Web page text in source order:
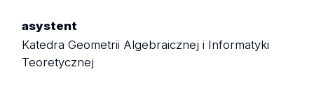
asystent
Katedra Geometrii Algebraicznej i Informatyki
Teoretycznej